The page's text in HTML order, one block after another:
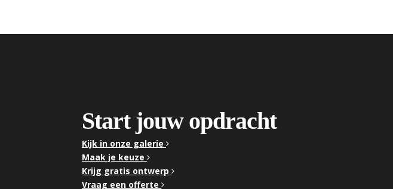
Start jouw opdracht
Kijk in onze galerie
Maak je keuze
Krijg gratis ontwerp
Vraag een offerte